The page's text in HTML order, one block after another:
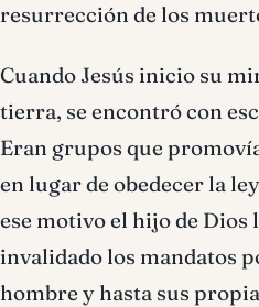
resurrección de los
Cuando Jesús inicio su
tierra, se encontró con
Eran grupos que
en lugar de obedecer la
ese motivo el hijo de Dios
invalidado los mandatos
hombre y hasta sus